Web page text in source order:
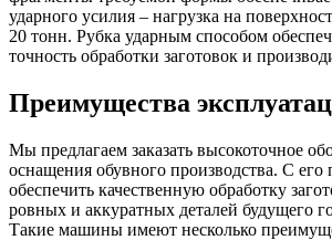
ударного усилия – нагрузка на
20 тонн. Рубка ударным способом
точность обработки заготовок и
Преимущества
Мы предлагаем заказать высокоточное
оснащения обувного производства. С
обеспечить качественную обработку
ровных и аккуратных деталей будущего
Такие машины имеют несколько